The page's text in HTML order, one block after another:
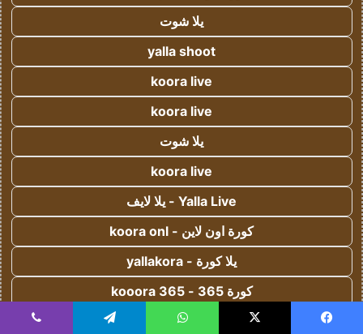
يلا شوت
yalla shoot
koora live
koora live
يلا شوت
koora live
Yalla Live - يلا لايف
كورة اون لاين - koora onl
يلا كورة - yallakora
كورة 365 - kooora 365
اس جول - AS Goal